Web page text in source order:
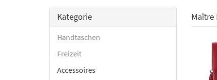
Kategorie
Handtaschen
Freizeit
Accessoires
Maître